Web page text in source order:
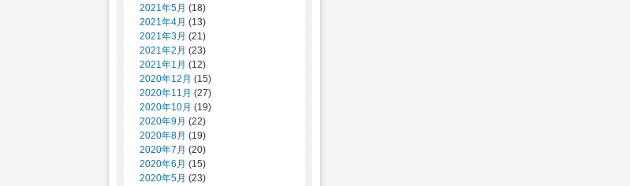
2021年5月 (18)
2021年4月 (13)
2021年3月 (21)
2021年2月 (23)
2021年1月 (12)
2020年12月 (15)
2020年11月 (27)
2020年10月 (19)
2020年9月 (22)
2020年8月 (19)
2020年7月 (20)
2020年6月 (15)
2020年5月 (23)